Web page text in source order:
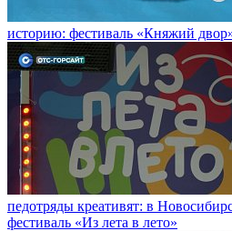
историю: фестиваль «Княжий
педотряды креативят: в
фестиваль «Из лета в лето»